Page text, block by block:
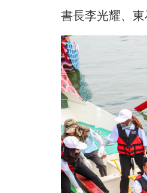
書長李光耀、